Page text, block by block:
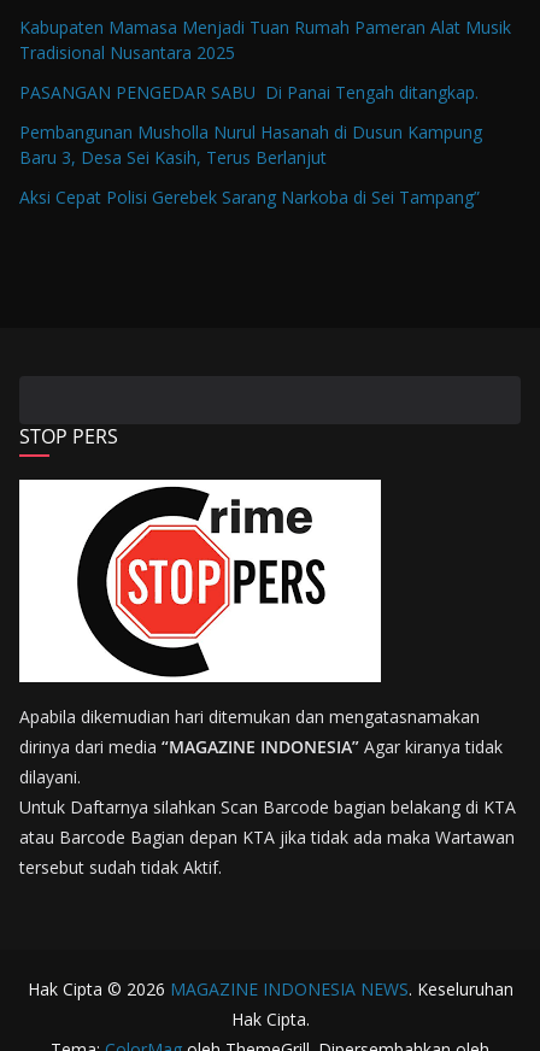
Kabupaten Mamasa Menjadi Tuan Rumah Pameran Alat Musik
Tradisional Nusantara 2025
PASANGAN PENGEDAR SABU Di Panai Tengah ditangkap.
Pembangunan Musholla Nurul Hasanah di Dusun Kampung
Baru 3, Desa Sei Kasih, Terus Berlanjut
Aksi Cepat Polisi Gerebek Sarang Narkoba di Sei Tampang”
STOP PERS
Apabila dikemudian hari ditemukan dan mengatasnamakan
dirinya dari media “MAGAZINE INDONESIA” Agar kiranya tidak
dilayani.
Untuk Daftarnya silahkan Scan Barcode bagian belakang di KTA
atau Barcode Bagian depan KTA jika tidak ada maka Wartawan
tersebut sudah tidak Aktif.
Hak Cipta © 2026 MAGAZINE INDONESIA NEWS. Keseluruhan
Hak Cipta.